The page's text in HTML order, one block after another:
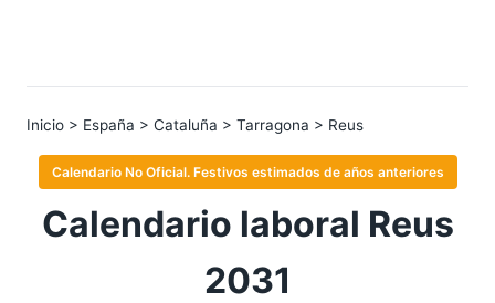
Inicio > España > Cataluña > Tarragona > Reus
Calendario No Oficial. Festivos estimados de años anteriores
Calendario laboral Reus
2031